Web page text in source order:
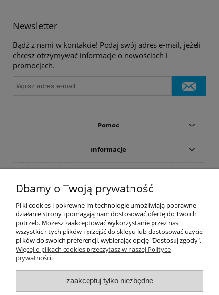
Newsletter
Bądź z nami w kontakcie! Podaj swój adres e-mail, jeżeli
chcesz otrzymywać informacje o nowościach i
promocjach.
Pomoc
Informacje
PRODUCENCI
Popularne kategorie
Dive Factory 24-aleja 29 Listopada 165-
woj. małopolskie - NIP 9452184931
Dbamy o Twoją prywatność
Pliki cookies i pokrewne im technologie umożliwiają poprawne
działanie strony i pomagają nam dostosować ofertę do Twoich
potrzeb. Możesz zaakceptować wykorzystanie przez nas
wszystkich tych plików i przejść do sklepu lub dostosować użycie
plików do swoich preferencji, wybierając opcję "Dostosuj zgody".
Więcej o plikach cookies przeczytasz w naszej Polityce
prywatności.
zaakceptuj tylko niezbędne